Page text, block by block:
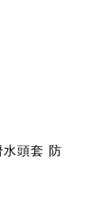
頭套 防